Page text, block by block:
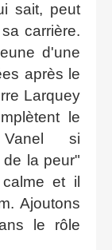
sait, peut
carrière.
d'une
après le
Larquey
le
si
la peur"
et il
Ajoutons
le rôle